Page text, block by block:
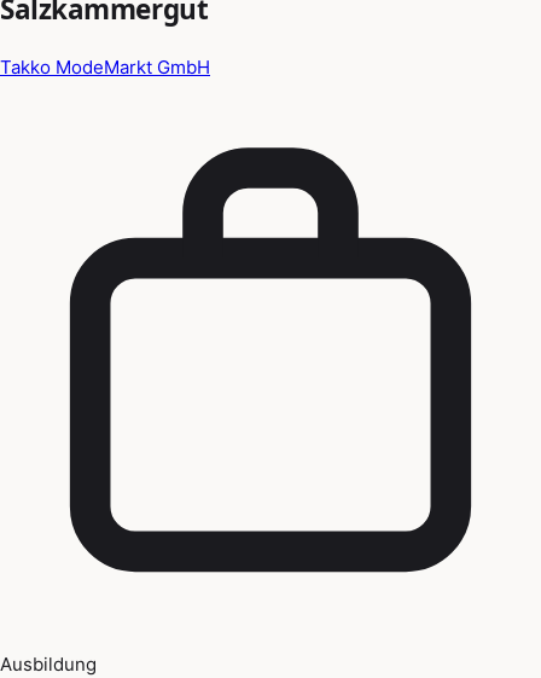
Salzkammergut
Takko ModeMarkt GmbH
Ausbildung